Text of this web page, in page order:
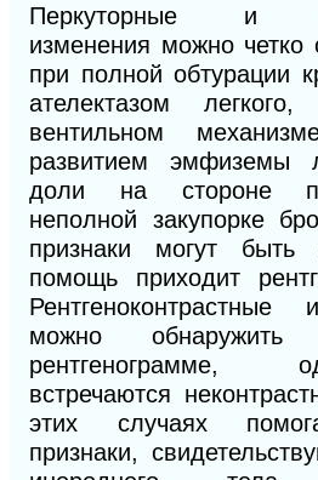
Перкуторные и
изменения можно четко
при полной обтурации
ателектазом
вентильном
развитием эмфиземы
доли на стороне
неполной закупорке
признаки могут
помощь приходит
можно
рентгенограмме,
встречаются
этих случаях
признаки,